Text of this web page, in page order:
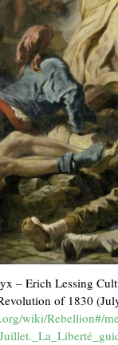
– Erich Lessing
of 1830
wiki/Rebellion#/